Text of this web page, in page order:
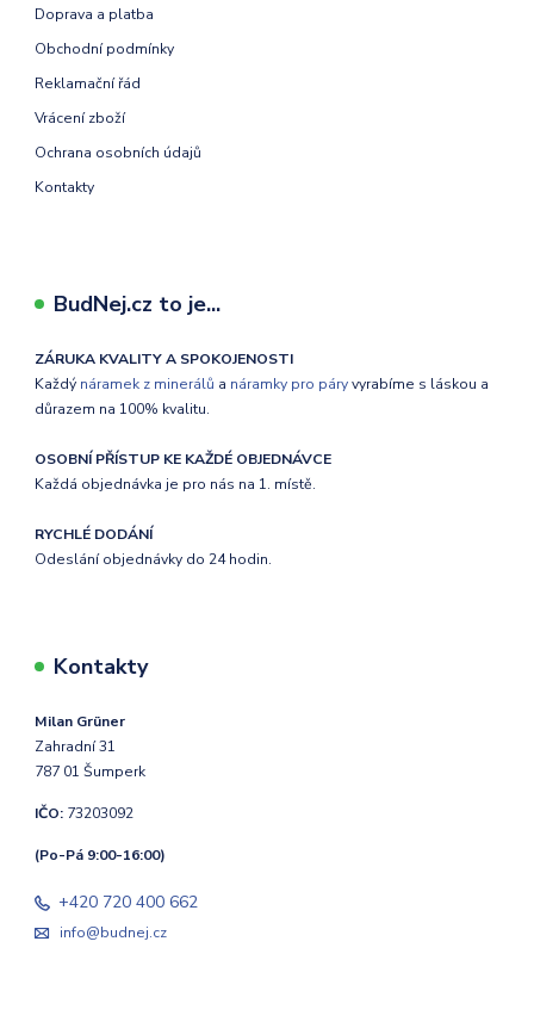
Doprava a platba
Obchodní podmínky
Reklamační řád
Vrácení zboží
Ochrana osobních údajů
Kontakty
BudNej.cz to je...
ZÁRUKA KVALITY A SPOKOJENOSTI
Každý náramek z minerálů a náramky pro páryvyrabíme s láskou a
důrazem na 100% kvalitu.
OSOBNÍ PŘÍSTUP KE KAŽDÉ OBJEDNÁVCE
Každá objednávka je pro nás na 1. místě.
RYCHLÉ DODÁNÍ
Odeslání objednávky do 24 hodin.
Kontakty
Milan Grüner
Zahradní 31
787 01 Šumperk
IČO: 73203092
(Po-Pá 9:00-16:00)
+420 720 400 662
info@budnej.cz